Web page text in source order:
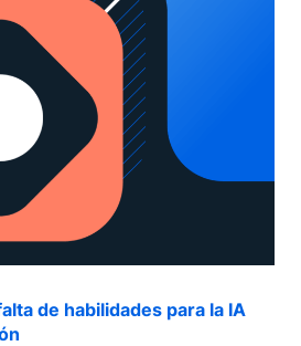
de habilidades para la IA